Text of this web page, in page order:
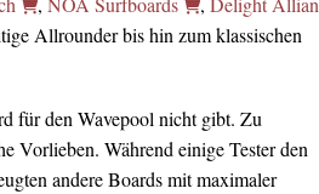
Allrounder bis hin zum klassischen
für den Wavepool nicht gibt. Zu
Vorlieben. Während einige Tester den
andere Boards mit maximaler